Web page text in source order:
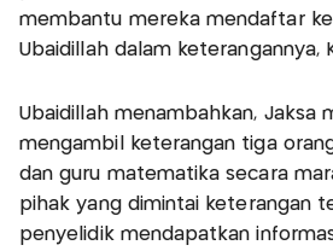
membantu mereka mendaftar ke
Ubaidillah dalam keterangannya,
Ubaidillah menambahkan, Jaksa
mengambil keterangan tiga
dan guru matematika secara
pihak yang dimintai keterangan
penyelidik mendapatkan